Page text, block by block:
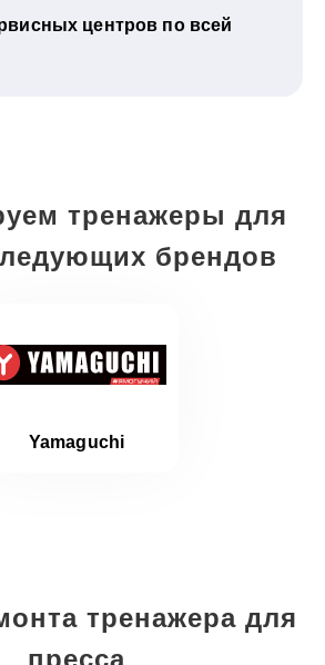
центров по всей
тренажеры для
брендов
Yamaguchi
тренажера для
пресса